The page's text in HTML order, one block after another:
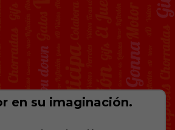
en su imaginación.